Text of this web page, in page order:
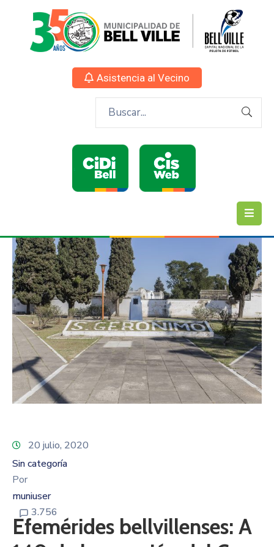
Asistencia al Vecino
20 julio, 2020
Sin categoría
Por
muniuser
3.756
Efemérides bellvillenses: A